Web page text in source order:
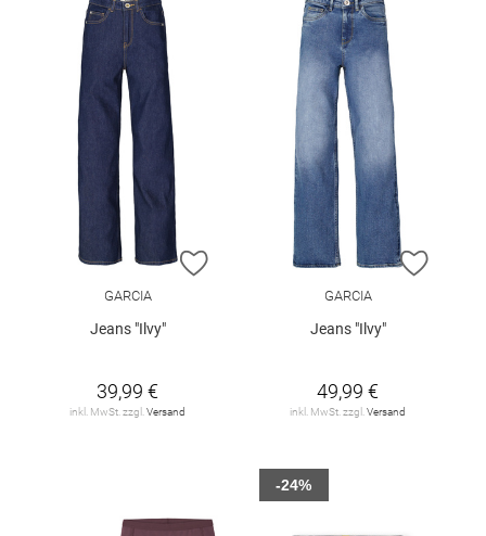
ZUR WUNSCHLISTE HINZUFÜGEN
GARCIA
Jeans "Ilvy"
39,99 €
inkl. MwSt. zzgl. Versand
ZUR
GARCIA
Jeans "Ilvy"
49,99 €
inkl. MwSt. zzgl. Versand
-24%